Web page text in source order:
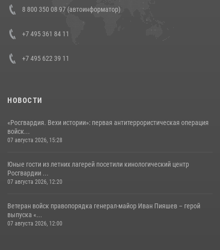
В Росгвардии прошла военно-научная конференция по обобщению
боевого опыта
8 800 350 08 97 (автоинформатор)
+7 495 361 84 11
+7 495 622 39 11
НОВОСТИ
«Росгвардия. Вехи истории»: первая антитеррористическая операция
войск...
07 августа 2026, 15:28
Юные гости из летних лагерей посетили кинологический центр
Росгвардии ...
07 августа 2026, 12:20
Ветеран войск правопорядка генерал-майор Иван Пияшев – герой
выпуска «...
07 августа 2026, 12:00